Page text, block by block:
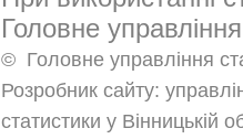
Головне
© Головне управління
Розробник сайту:
статистики у Вінницькій